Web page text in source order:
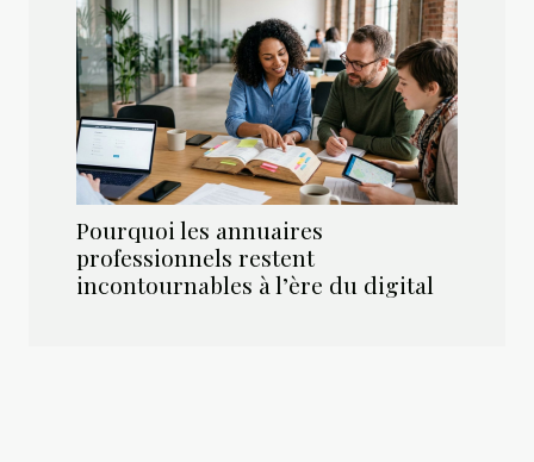
Pourquoi les annuaires
professionnels restent
incontournables à l’ère du digital